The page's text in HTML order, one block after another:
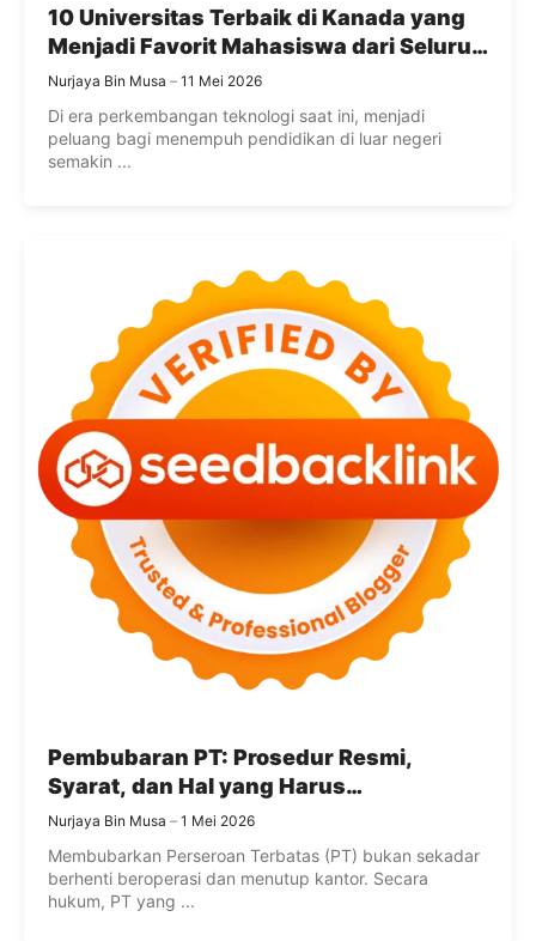
10 Universitas Terbaik di Kanada yang
Menjadi Favorit Mahasiswa dari Seluruh
Dunia
Nurjaya Bin Musa 11 Mei 2026
Di era perkembangan teknologi saat ini, menjadi
peluang bagi menempuh pendidikan di luar negeri
semakin ...
Pembubaran PT: Prosedur Resmi,
Syarat, dan Hal yang Harus
Diselesaikan
Nurjaya Bin Musa 1 Mei 2026
Membubarkan Perseroan Terbatas (PT) bukan sekadar
berhenti beroperasi dan menutup kantor. Secara
hukum, PT yang ...